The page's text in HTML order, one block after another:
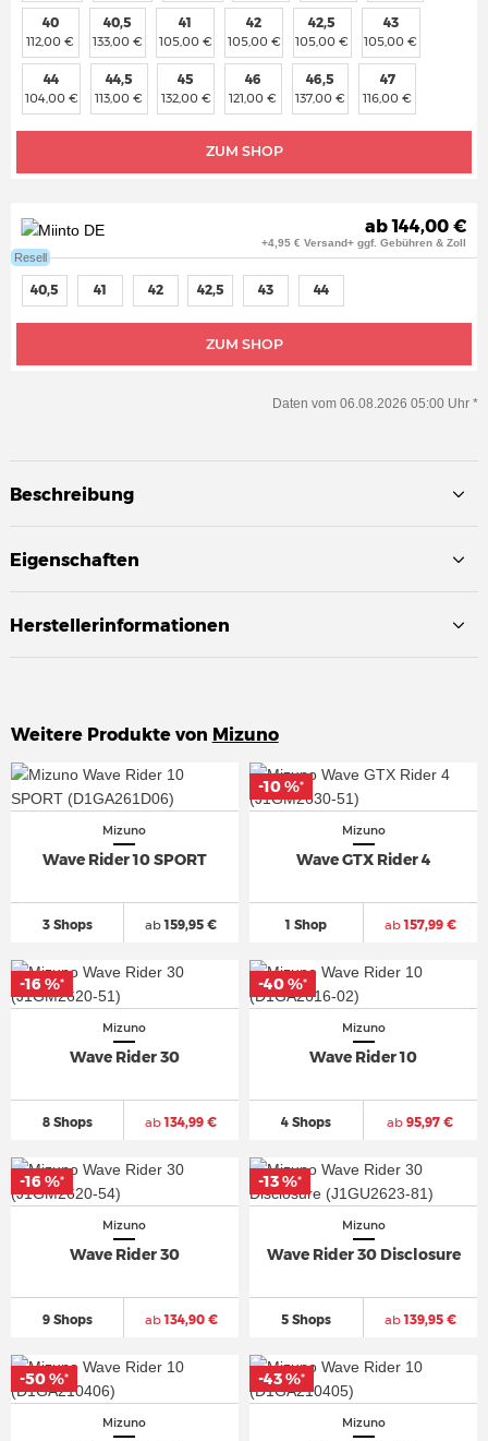
ZUM SHOP
40
112,00 €
40,5
133,00 €
41
105,00 €
42
105,00 €
42,5
105,00 €
43
105,00 €
44
104,00 €
44,5
113,00 €
45
132,00 €
46
121,00 €
46,5
137,00 €
47
116,00 €
Resell
ab 144,00 €
+4,95 € Versand+ ggf. Gebühren & Zoll
ZUM SHOP
40,5 41 42 42,5 43 44
Daten vom 06.08.2026 05:00 Uhr *
Beschreibung
Eigenschaften
Herstellerinformationen
Weitere Produkte von Mizuno
Mizuno
Wave Rider 10 SPORT
3 Shops ab159,95 €
Mizuno
Wave GTX Rider 4
1 Shop ab157,99 €
-10 %*
-10 %*
Mizuno
Wave Rider 30
8 Shops ab134,99 €
-16 %*
-16 %*
Mizuno
Wave Rider 10
4 Shops ab 95,97 €
-40 %*
-40 %*
Mizuno
Wave Rider 30
9 Shops ab134,90 €
-16 %*
-16 %*
Mizuno
Wave Rider 30 Disclosure
5 Shops ab139,95 €
-13 %*
-13 %*
Mizuno
-50 %*
-50 %*
Mizuno
-43 %*
-43 %*